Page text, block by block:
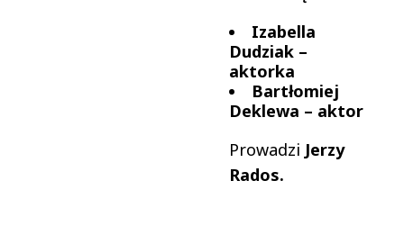
Izabella
Dudziak –
aktorka
Bartłomiej
Deklewa – aktor
Prowadzi Jerzy
Rados.